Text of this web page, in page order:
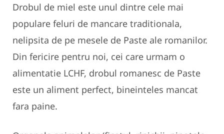
Drobul de miel este unul dintre cele mai
populare feluri de mancare traditionala,
nelipsita de pe mesele de Paste ale romanilor.
Din fericire pentru noi, cei care urmam o
alimentatie LCHF, drobul romanesc de Paste
este un aliment perfect, bineinteles mancat
fara paine.